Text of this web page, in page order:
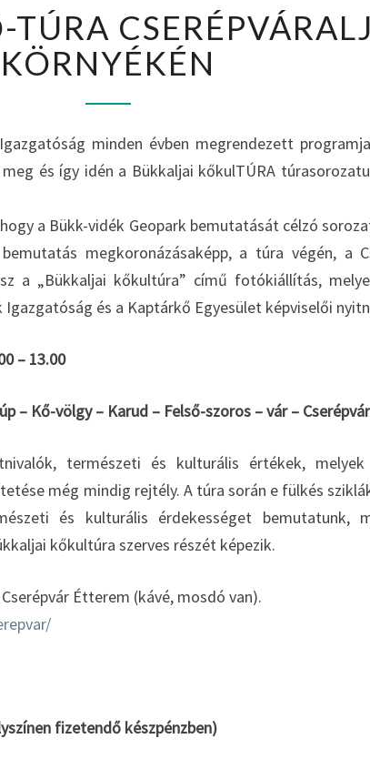
TÚRA
CSERÉPVÁRALJA
KÖRNYÉKÉN
TÚRA
KÖRNYÉKÉN
minden évben megrendezett
és így idén a Bükkaljai kőkulTÚRA
a Bükk-vidék Geopark bemutatását célzó
megkoronázásaképp, a túra végén, a
a „Bükkaljai kőkultúra” című fotókiállítás,
és a Kaptárkő Egyesület képviselői
– 13.00
– Kő-völgy – Karud – Felső-szoros – vár –
természeti és kulturális értékek, melyek
még mindig rejtély. A túra során e fülkés
és kulturális érdekességet bemutatunk,
kőkultúra szerves részét képezik.
Étterem (kávé, mosdó van).
fizetendő készpénzben)